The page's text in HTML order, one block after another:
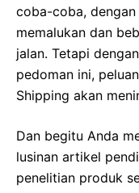
coba-coba,
memalukan dan
jalan. Tetapi
pedoman ini,
Shipping akan
Dan begitu Anda
lusinan artikel
penelitian produk